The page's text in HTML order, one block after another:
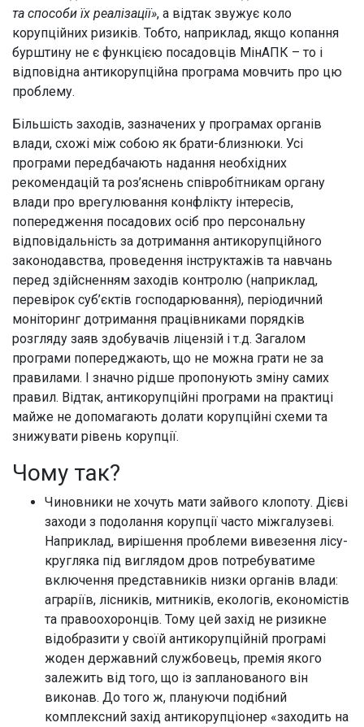
та способи їх реалізації», а відтак звужує коло
корупційних ризиків. Тобто, наприклад, якщо копання
бурштину не є функцією посадовців МінАПК – то і
відповідна антикорупційна програма мовчить про цю
проблему.
Більшість заходів, зазначених у програмах органів
влади, схожі між собою як брати-близнюки. Усі
програми передбачають надання необхідних
рекомендацій та роз’яснень співробітникам органу
влади про врегулювання конфлікту інтересів,
попередження посадових осіб про персональну
відповідальність за дотримання антикорупційного
законодавства, проведення інструктажів та навчань
перед здійсненням заходів контролю (наприклад,
перевірок суб’єктів господарювання), періодичний
моніторинг дотримання працівниками порядків
розгляду заяв здобувачів ліцензій і т.д. Загалом
програми попереджають, що не можна грати не за
правилами. І значно рідше пропонують зміну самих
правил. Відтак, антикорупційні програми на практиці
майже не допомагають долати корупційні схеми та
знижувати рівень корупції.
Чому так?
Чиновники не хочуть мати зайвого клопоту. Дієві
заходи з подолання корупції часто міжгалузеві.
Наприклад, вирішення проблеми вивезення лісу-
кругляка під виглядом дров потребуватиме
включення представників низки органів влади:
аграріїв, лісників, митників, екологів, економістів
та правоохоронців. Тому цей захід не ризикне
відобразити у своїй антикорупційній програмі
жоден державний службовець, премія якого
залежить від того, що із запланованого він
виконав. До того ж, плануючи подібний
комплексний захід антикорупціонер «заходить на